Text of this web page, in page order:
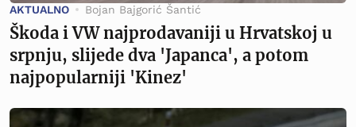
AKTUALNO Bojan Bajgorić Šantić
Škoda i VW najprodavaniji u Hrvatskoj u
srpnju, slijede dva 'Japanca', a potom
najpopularniji 'Kinez'